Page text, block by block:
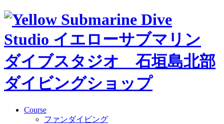
Course
ファンダイビング